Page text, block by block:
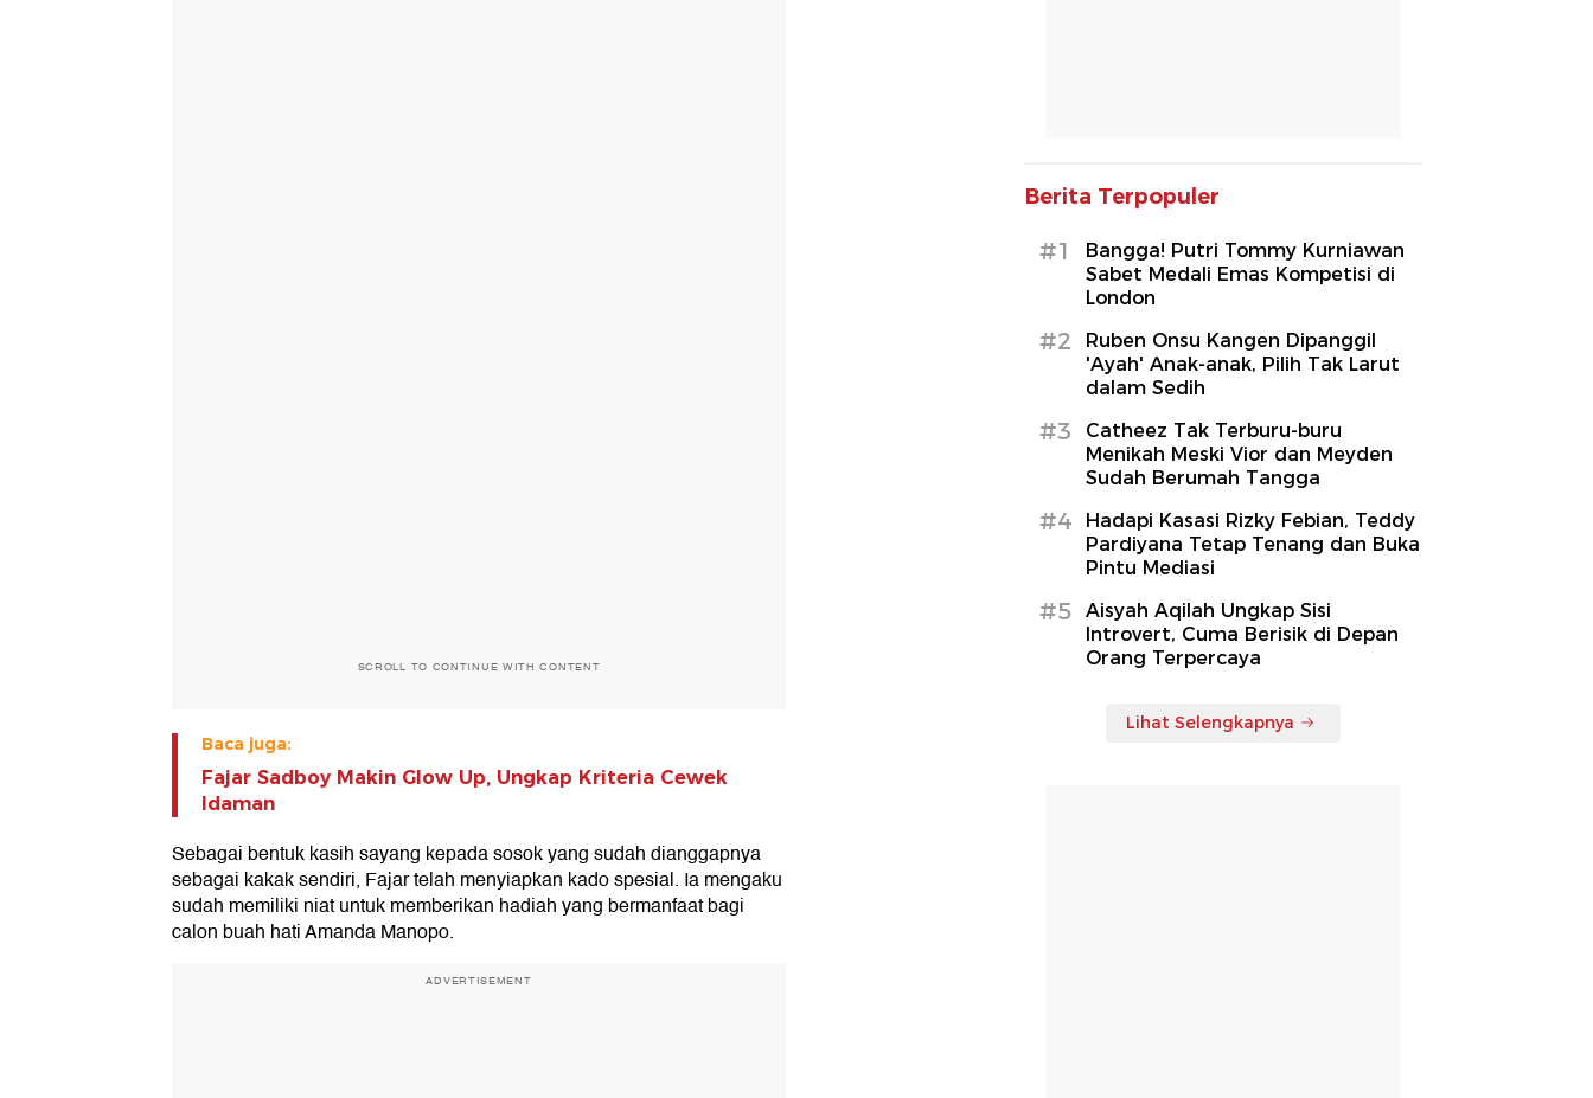
SCROLL TO CONTINUE WITH CONTENT
Baca juga:
Fajar Sadboy Makin Glow Up, Ungkap Kriteria Cewek
Idaman
Sebagai bentuk kasih sayang kepada sosok yang sudah dianggapnya
sebagai kakak sendiri, Fajar telah menyiapkan kado spesial. Ia mengaku
sudah memiliki niat untuk memberikan hadiah yang bermanfaat bagi
calon buah hati Amanda Manopo.
ADVERTISEMENT
Berita Terpopuler
#1
Bangga! Putri Tommy Kurniawan
Sabet Medali Emas Kompetisi di
London
#2
Ruben Onsu Kangen Dipanggil
'Ayah' Anak-anak, Pilih Tak Larut
dalam Sedih
#3
Catheez Tak Terburu-buru
Menikah Meski Vior dan Meyden
Sudah Berumah Tangga
#4
Hadapi Kasasi Rizky Febian, Teddy
Pardiyana Tetap Tenang dan Buka
Pintu Mediasi
#5
Aisyah Aqilah Ungkap Sisi
Introvert, Cuma Berisik di Depan
Orang Terpercaya
Lihat Selengkapnya